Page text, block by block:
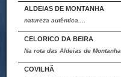
ALDEIAS DE MONTANHA
natureza autêntica....
CELORICO DA BEIRA
Na rota das Aldeias de Montanha
COVILHÃ